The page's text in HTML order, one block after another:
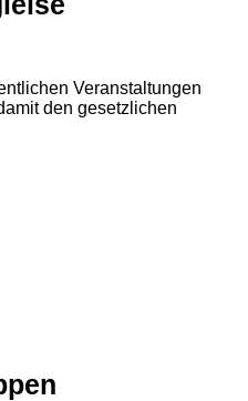
2Veranstaltungen
den gesetzlichen